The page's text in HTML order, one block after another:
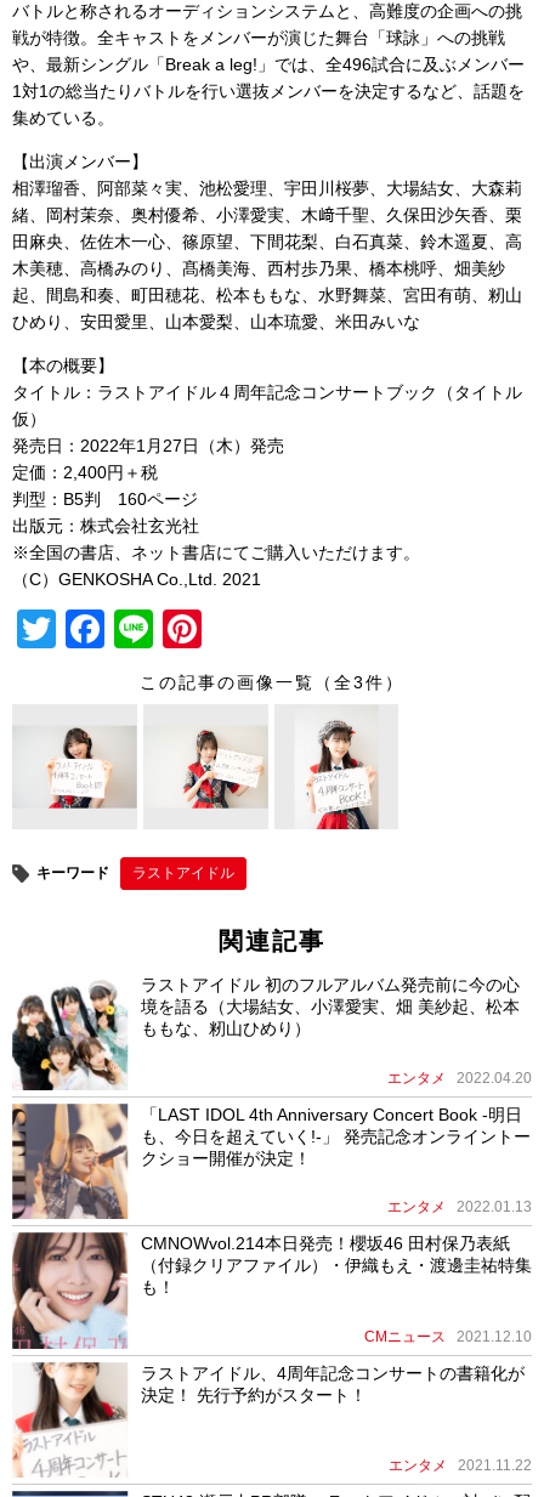
バトルと称されるオーディションシステムと、 高難度の企画への挑
戦が特徴。 全キャストをメンバーが演じた舞台「球詠」への挑戦
や、 最新シングル「Break a leg!」では、 全496試合に及ぶメンバー
1対1の総当たりバトルを行い選抜メ ンバーを決定するなど、話題を
集めている。
【出演メンバー】
相澤瑠香、阿部菜々実、池松愛理、宇田川桜夢、大場結女、 大森莉
緒、岡村茉奈、奥村優希、小澤愛実、木﨑千聖、 久保田沙矢香、栗
田麻央、佐佐木一心、篠原望、下間花梨、 白石真菜、鈴木遥夏、高
木美穂、高橋みのり、髙橋美海、 西村歩乃果、橋本桃呼、畑美紗
起、間島和奏、町田穂花、 松本ももな、水野舞菜、宮田有萌、籾山
ひめり、安田愛里、 山本愛梨、山本琉愛、米田みいな
【本の概要】
タイトル：ラストアイドル４周年記念コンサートブック（ タイトル
仮）
発売日：2022年1月27日（木）発売
定価：2,400円＋税
判型：B5判 160ページ
出版元：株式会社玄光社
※全国の書店、ネット書店にてご購入いただけます。
（C）GENKOSHA Co.,Ltd. 2021
T
er
F
b
o
o
k
Li
n
nt
e
st
この記事の画像一覧（全3件）
キーワード ラストアイドル
関連記事
ラストアイドル 初のフルアルバム発売前に今の心
境を語る（大場結女、小澤愛実、畑 美紗起、松本
ももな、籾山ひめり）
エンタメ 2022.04.20
「LAST IDOL 4th Anniversary Concert Book -明日
も、今日を超えていく!-」 発売記念オンライントー
クショー開催が決定！
エンタメ 2022.01.13
CMNOWvol.214本日発売！櫻坂46 田村保乃表紙
（付録クリアファイル）・伊織もえ・渡邊圭祐特集
も！
CMニュース 2021.12.10
ラストアイドル、4周年記念コンサートの書籍化が
決定！ 先行予約がスタート！
エンタメ 2021.11.22